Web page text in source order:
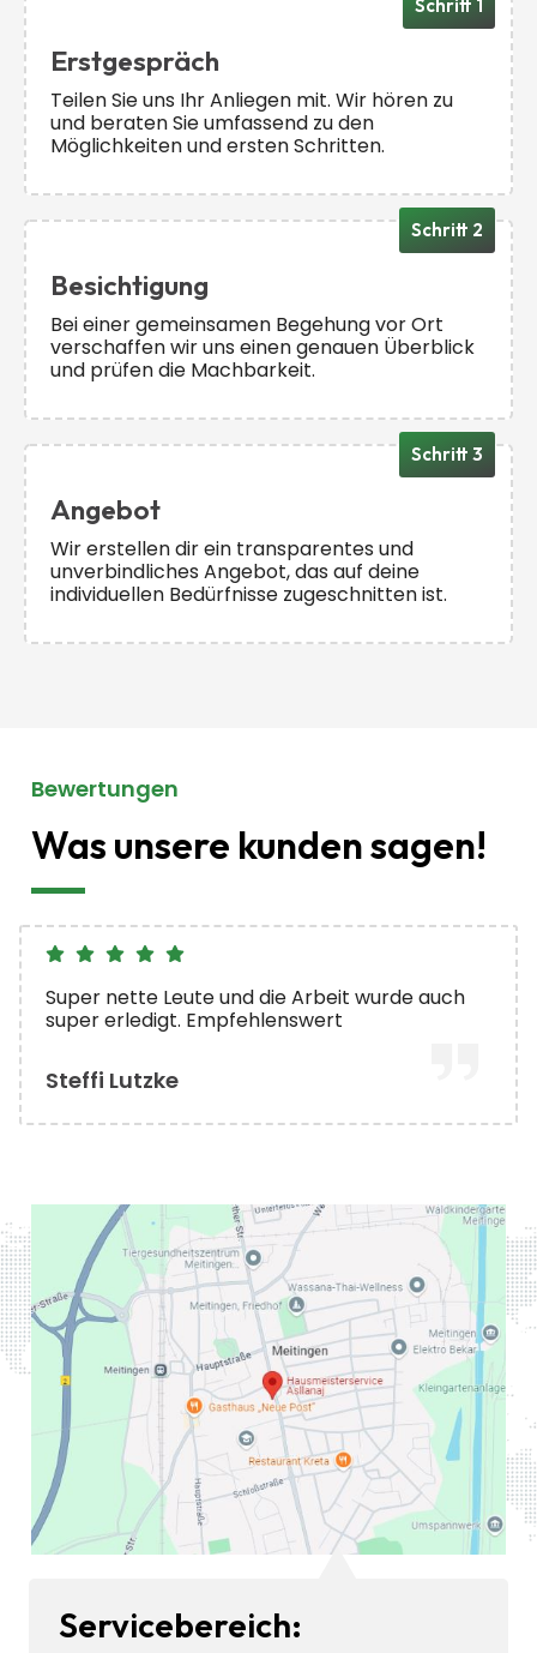
Schritt 1
Erstgespräch
Teilen Sie uns Ihr Anliegen mit. Wir hören zu
und beraten Sie umfassend zu den
Möglichkeiten und ersten Schritten.
Schritt 2
Besichtigung
Bei einer gemeinsamen Begehung vor Ort
verschaffen wir uns einen genauen Überblick
und prüfen die Machbarkeit.
Schritt 3
Angebot
Wir erstellen dir ein transparentes und
unverbindliches Angebot, das auf deine
individuellen Bedürfnisse zugeschnitten ist.
Bewertungen
Was unsere kunden sagen!
Super nette Leute und die Arbeit wurde auch
super erledigt. Empfehlenswert
Steffi Lutzke
Servicebereich: